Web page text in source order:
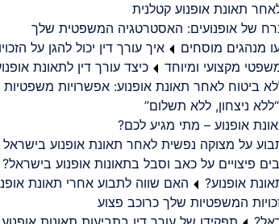
תאונת אופנוע קטלנית
של אופנועים: האסטרטגיה המשפטית שלך
מנהגים מוסחים
איך עורך דין יכול להגן על
מקצועי ומיוחד
כיצד עורך דין לתאונת
ביטוח לאחר תאונת אופנוע: אפשרויות משפטיות
ניצחון, ללא תשלום”
אופנוע – מתי מגיע לכם?
על מצוקה נפשית לאחר תאונת אופנוע בישראל
פיצויים על כאב וסבל בתאונות אופנוע בישראל?
אופנוע?
האם שווה לתבוע אחרי תאונת
המשפטיות שלך כרוכב פצוע